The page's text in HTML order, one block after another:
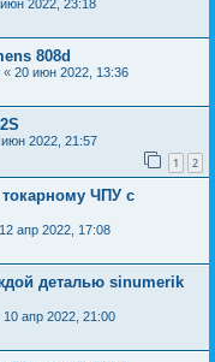
2022, 23:18
808d
« 20 июн 2022, 13:36
июн 2022, 21:57
1 2
токарному ЧПУ с
12 апр 2022, 17:08
деталью sinumerik
10 апр 2022, 21:00